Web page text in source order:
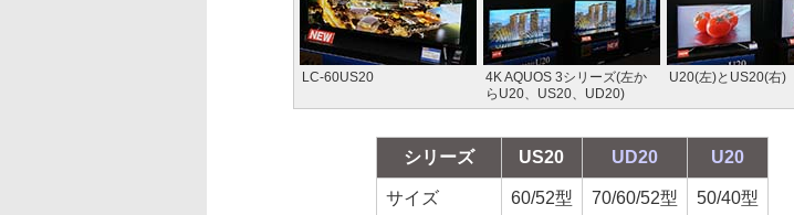
LC-60US20
4K AQUOS 3シリーズ(左か
らU20、US20、UD20)
U20(左)とUS20(右)
シリーズ US20 UD20 U20
サイズ 60/52型 70/60/52型 50/40型